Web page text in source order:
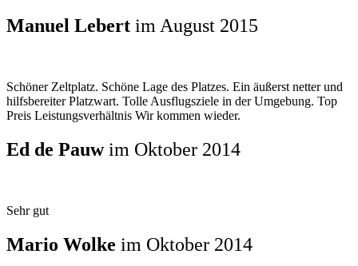
Manuel Lebert im August 2015
Schöner Zeltplatz. Schöne Lage des Platzes. Ein äußerst netter und
hilfsbereiter Platzwart. Tolle Ausflugsziele in der Umgebung. Top
Preis Leistungsverhältnis Wir kommen wieder.
Ed de Pauwim Oktober 2014
Sehr gut
Mario Wolke im Oktober 2014